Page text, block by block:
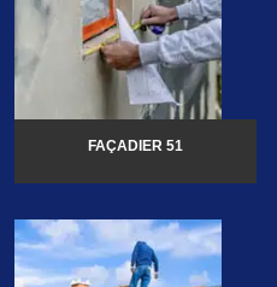
FAÇADIER 51